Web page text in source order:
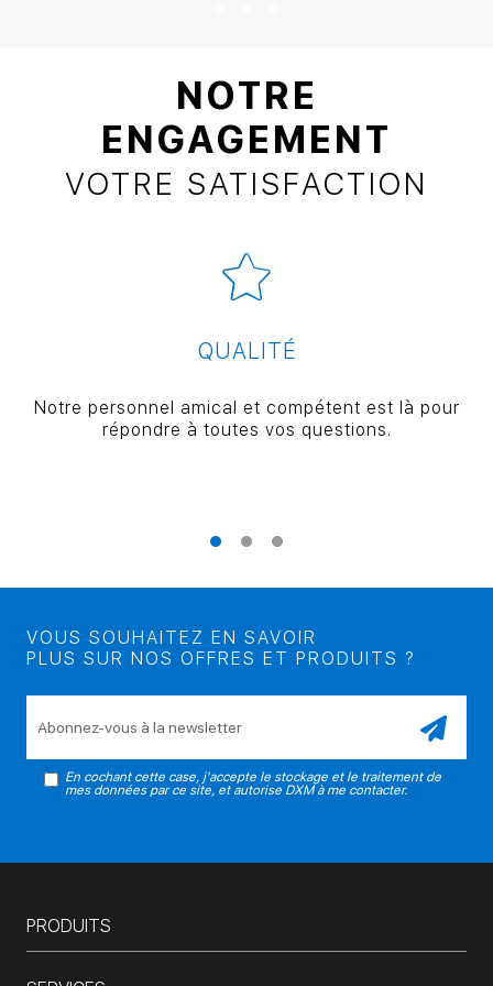
NOTRE
ENGAGEMENT
VOTRE SATISFACTION
QUALITÉ
Notre personnel amical et compétent est là pour
répondre à toutes vos questions.
VOUS SOUHAITEZ EN SAVOIR
PLUS SUR NOS OFFRES ET PRODUITS ?
En cochant cette case, j'accepte le stockage et le traitement de
mes données par ce site, et autorise DXM à me contacter.
PRODUITS